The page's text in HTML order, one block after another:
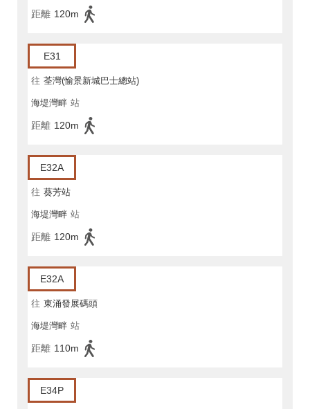
距離 120m
E31
往 荃灣(愉景新城巴士總站)
海堤灣畔 站
距離 120m
E32A
往 葵芳站
海堤灣畔 站
距離 120m
E32A
往 東涌發展碼頭
海堤灣畔 站
距離 110m
E34P